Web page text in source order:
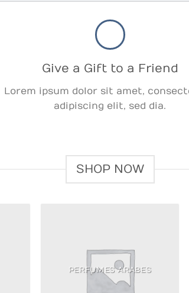
Give a Gift to a Friend
Lorem ipsum dolor sit amet,
adipiscing elit, sed dia.
SHOP NOW
PERFUMES ARABES